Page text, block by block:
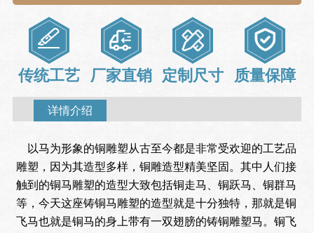
传统工艺 厂家直销 定制尺寸 质量保障
详情介绍
以马为形象的铜雕塑从古至今都是非常受欢迎的工艺品
雕塑，因为其造型多样，铜雕造型精美坚固。其中人们接
触到的铜马雕塑的造型大致包括铜走马、铜跃马、铜群马
等，今天这座铸铜马雕塑的造型就是十分独特，那就是铜
飞马也就是铜马的身上带有一双翅膀的铸铜雕塑马。铜飞